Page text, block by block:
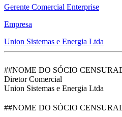
Gerente Comercial Enterprise
Empresa
Union Sistemas e Energia Ltda
##NOME DO SÓCIO
Diretor Comercial
Union Sistemas e Energia Ltda
##NOME DO SÓCIO